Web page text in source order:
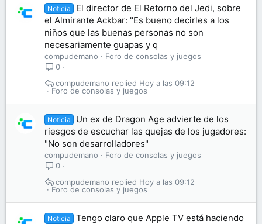
Noticia
El director de El Retorno del Jedi, sobre
el Almirante Ackbar: "Es bueno decirles a los
niños que las buenas personas no son
necesariamente guapas y q
compudemano
Foro de consolas y juegos
0
Foro de consolas y juegos
Hoy a las 09:12
compudemano
Noticia
Un ex de Dragon Age advierte de los
riesgos de escuchar las quejas de los jugadores:
"No son desarrolladores"
compudemano
Foro de consolas y juegos
0
Foro de consolas y juegos
Hoy a las 09:12
compudemano
Noticia
Tengo claro que Apple TV está haciendo